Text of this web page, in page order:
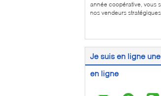
année coopérative, vous
nos vendeurs
Je suis en ligne
en ligne